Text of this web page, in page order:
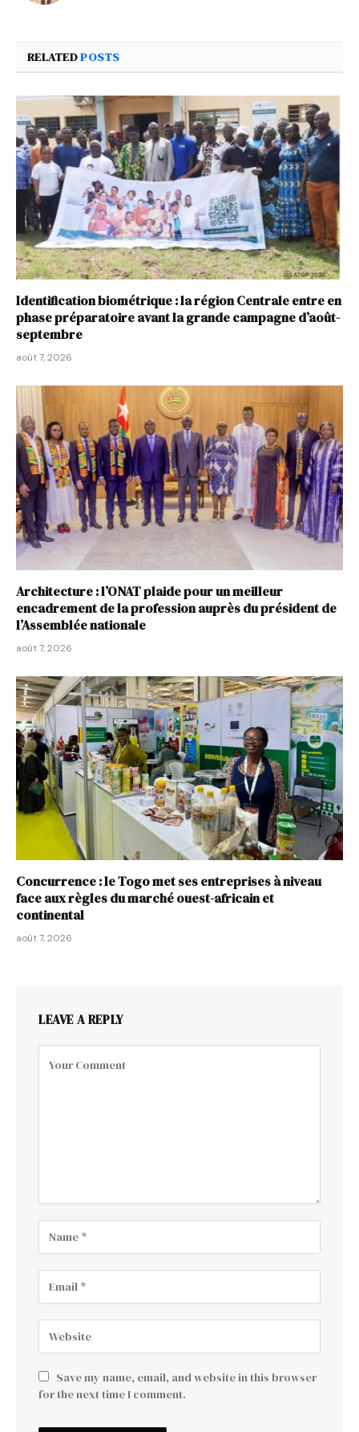
RELATEDPOSTS
Identification biométrique : la région Centrale entre en
phase préparatoire avant la grande campagne d’août-
septembre
août 7, 2026
Architecture : l’ONAT plaide pour un meilleur
encadrement de la profession auprès du président de
l’Assemblée nationale
août 7, 2026
Concurrence : le Togo met ses entreprises à niveau
face aux règles du marché ouest-africain et
continental
août 7, 2026
LEAVE A REPLY
Save my name, email, and website in this browser
for the next time I comment.